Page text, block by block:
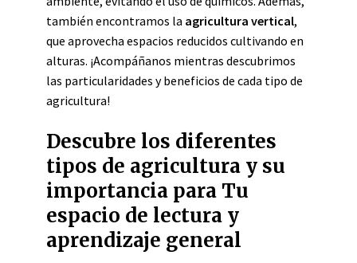
también encontramos la agricultura vertical,
que aprovecha espacios reducidos cultivando en
alturas. ¡Acompáñanos mientras descubrimos
las particularidades y beneficios de cada tipo de
agricultura!
Descubre los diferentes
tipos de agricultura y su
importancia para Tu
espacio de lectura y
aprendizaje general